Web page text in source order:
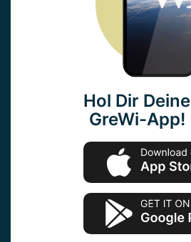
Hol Dir Deine
GreWi-App!